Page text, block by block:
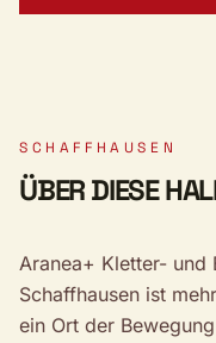
SCHAFFHAUSEN
ÜBER DIESE
Aranea+ Kletter- und
Schaffhausen ist
ein Ort der